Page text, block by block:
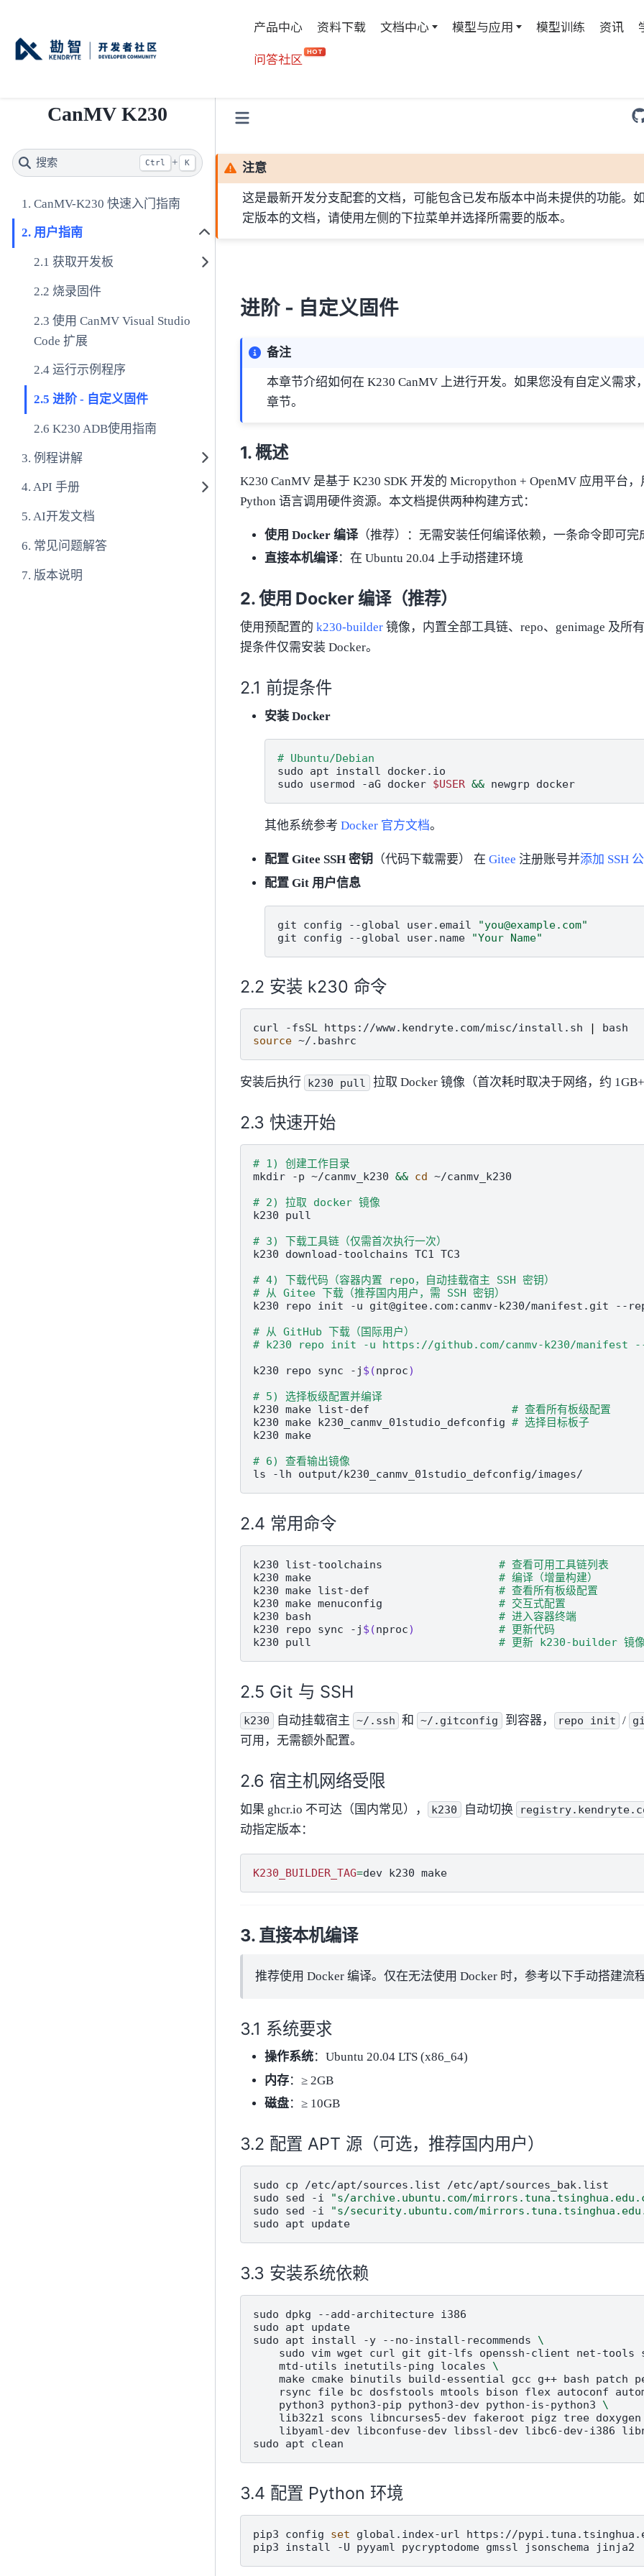
产品中心 资料下载 文档中心 模型与应用 模型训练 资讯
问答社区 HOT
CanMV K230
搜索 Ctrl + K
CanMV-K230 快速入门指南
用户指南
获取开发板
烧录固件
使用 CanMV Visual Studio
Code 扩展
运行示例程序
进阶 - 自定义固件
K230 ADB使用指南
例程讲解
API 手册
AI开发文档
常见问题解答
版本说明
注意
这是最新开发分支配套的文档，可能包含已发布版本中尚未提供的功能。
定版本的文档，请使用左侧的下拉菜单并选择所需要的版本。
进阶 - 自定义固件
备注
本章节介绍如何在 K230 CanMV 上进行开发。如果您没有自定义需求
章节。
概述
K230 CanMV 是基于 K230 SDK 开发的 Micropython + OpenMV 应用平台
Python 语言调用硬件资源。本文档提供两种构建方式：
使用 Docker 编译（推荐）：无需安装任何编译依赖，一条命令即可完
直接本机编译：在 Ubuntu 20.04 上手动搭建环境
使用 Docker 编译（推荐）
使用预配置的 k230-builder 镜像，内置全部工具链、repo、genimage 及所
提条件仅需安装 Docker。
前提条件
安装 Docker
# Ubuntu/Debian
sudo
apt install
docker.io
sudo
usermod -aG docker $USER && newgrp
其他系统参考 Docker 官方文档。
配置 Gitee SSH 密钥 （代码下载需要） 在 Gitee 注册账号并添加 SSH
配置 Git 用户信息
git config --global user.email
"you@example.com"
git
config --global user.name "Your Name"
安装 k230 命令
curl -fsSL https://www.kendryte.com/misc/install.sh
source
安装后执行 k230 pull 拉取 Docker 镜像（首次耗时取决于网络，约
快速开始
# 1) 创建工作目录
mkdir
-p ~/canmv_k230 && cd
~/canmv_k230
# 2) 拉取 docker 镜像
k230
pull
# 3) 下载工具链（仅需首次执行一次）
k230
download-toolchains TC1 TC3
# 4) 下载代码（容器内置 repo，自动挂载宿主 SSH 密钥）
# 从 Gitee 下载（推荐国内用户，需 SSH 密钥）
k230
repo init -u git@gitee.com:canmv-k230/manifest.git
--
# 从 GitHub 下载（国际用户）
# k230 repo init -u https://github.com/canmv-k230/manifest
k230
repo sync -j $(nproc)
# 5) 选择板级配置并编译
k230 make list-def
# 查看所有板级配置
k230 make k230_canmv_01studio_defconfig # 选择目标板子
k230 make
# 6) 查看输出镜像
ls
-lh
常用命令
k230 list-toolchains
# 查看可用工具链列表
k230 make
# 编译（增量构建）
k230 make list-def
# 查看所有板级配置
k230 make menuconfig
# 交互式配置
k230
bash
# 进入容器终端
k230
repo sync -j $(nproc)
# 更新代码
k230
pull # 更新 k230-builder 镜
Git 与 SSH
k230 自动挂载宿主 ~/.ssh 和 ~/.gitconfig 到容器， repo init /
可用，无需额外配置。
宿主机网络受限
如果 ghcr.io 不可达（国内常见）， k230 自动切换
动指定版本：
K230_BUILDER_TAG=dev k230
直接本机编译
推荐使用 Docker 编译。仅在无法使用 Docker 时，参考以下手动搭建流
系统要求
操作系统：Ubuntu 20.04 LTS (x86_64)
内存：≥ 2GB
磁盘：≥ 10GB
配置 APT 源（可选，推荐国内用户）
sudo cp /etc/apt/sources.list
/etc/apt/sources_bak.list
sudo
sed -i
"s/archive.ubuntu.com/
sudo
sed -i
"s/security.ubuntu.com/
sudo
apt
安装系统依赖
sudo dpkg --add-architecture i386
sudo
apt
update
sudo
apt install -y --no-install-recommends
\
sudo
vim wget curl git git-lfs openssh-client net-tools
mtd-utils
inetutils-ping locales
\
make cmake binutils build-essential gcc g++ bash patch
rsync
file bc dosfstools mtools bison flex autoconf
python3
python3-pip python3-dev python-is-python3
\
lib32z1
scons libncurses5-dev fakeroot pigz tree doxygen
libyaml-dev libconfuse-dev libssl-dev libc6-dev-i386
sudo
apt
配置 Python 环境
pip3 config set global.index-url
https://
pip3
install -U pyyaml pycryptodome gmssl jsonschema